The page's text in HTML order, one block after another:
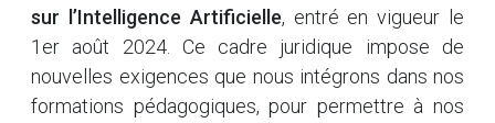
sur l’Intelligence Artificielle, entré en vigueur le
1er août 2024. Ce cadre juridique impose de
nouvelles exigences que nous intégrons dans nos
formations pédagogiques, pour permettre à nos